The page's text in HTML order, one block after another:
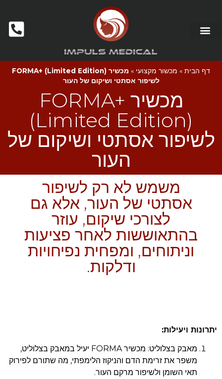
דף הבית » מכשור מקצועי »
מכשיר FORMA+ (Limited Edition)
לשיפור אסתטי ושיקום של העור
מכשיר FORMA+
(Limited Edition)
לשיפור אסתטי ושיקום של
העור
משמש לא רק לשיפור
אסתטי של העור, אלא גם
לצורכי שיקום, עוזר
בהתאוששות לאחר פציעות
וניתוחים, ומפחית נפיחויות
ודלקות.
יתרונות ויעילות:
מאבק בצלוליט: מכשיר FORMA יעיל במאבק בצלוליט,
משפר את זרימת הדם והניקוז הלימפתי, מה שתורם לפירוק
תאי השומן ולשיפור מרקם העור.